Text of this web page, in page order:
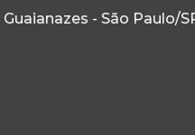
- São Paulo/